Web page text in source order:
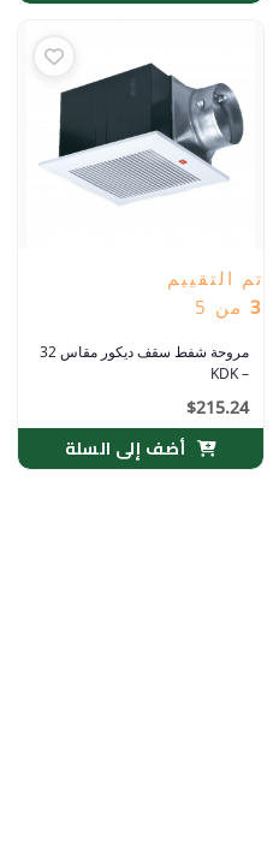
تم التقييم
3 من 5
مروحة شفط سقف ديكور مقاس 32
– KDK
$215.24
أضف إلى السلة